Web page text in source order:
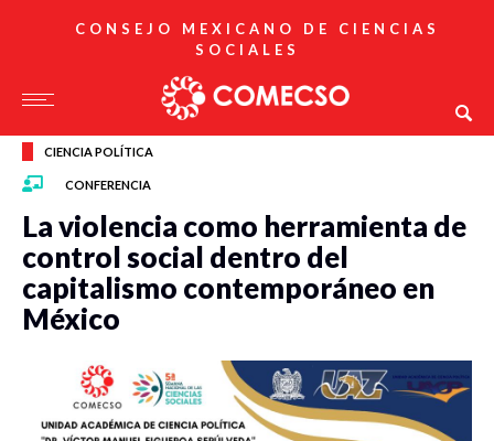
CONSEJO MEXICANO DE CIENCIAS
SOCIALES
CIENCIA POLÍTICA
CONFERENCIA
La violencia como herramienta de
control social dentro del
capitalismo contemporáneo en
México